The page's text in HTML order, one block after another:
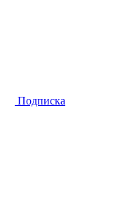
Подписка